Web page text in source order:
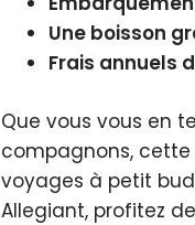
Une boisson
Frais annuels
Que vous vous en
compagnons,
voyages à petit
Allegiant, profitez